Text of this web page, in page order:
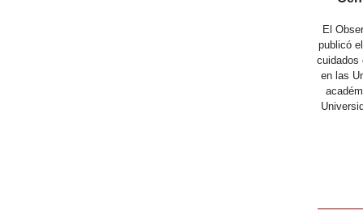
El
publicó
cuidados
en las